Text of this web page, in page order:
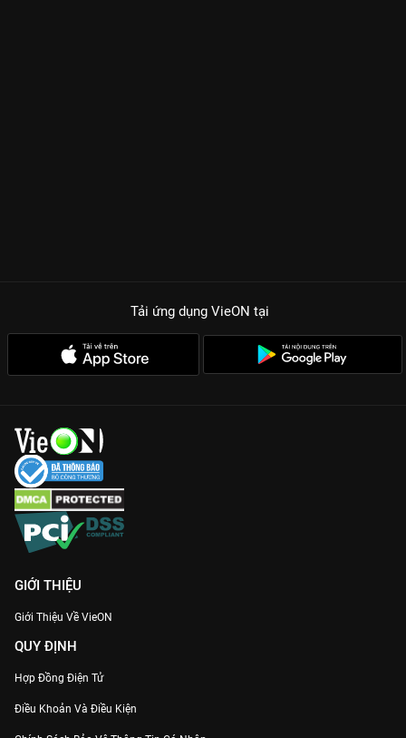
Tải ứng dụng VieON tại
GIỚI THIỆU
Giới Thiệu Về VieON
QUY ĐỊNH
Hợp Đồng Điện Tử
Điều Khoản Và Điều Kiện